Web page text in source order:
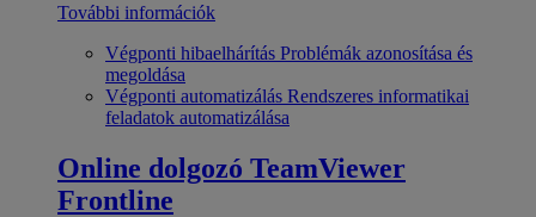
További információk
Végponti hibaelhárítás Problémák azonosítása és
megoldása
Végponti automatizálás Rendszeres informatikai
feladatok automatizálása
Online dolgozó TeamViewer
Frontline